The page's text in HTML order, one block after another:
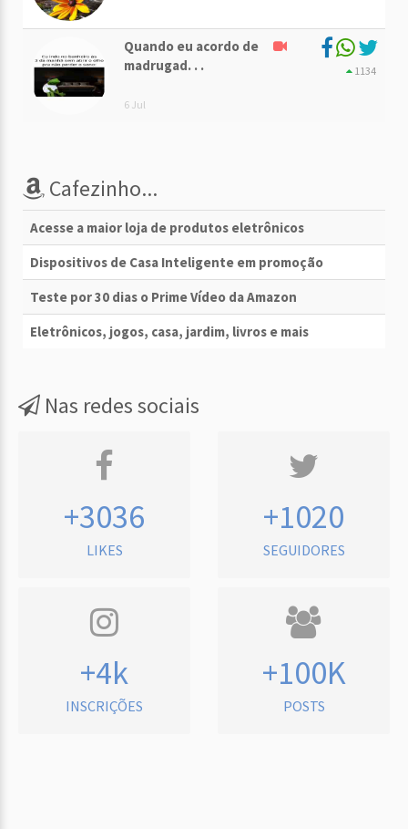
Quando eu acordo de
madrugad. . .
6 Jul
1134
Cafezinho...
Acesse a maior loja de produtos eletrônicos
Dispositivos de Casa Inteligente em promoção
Teste por 30 dias o Prime Vídeo da Amazon
Eletrônicos, jogos, casa, jardim, livros e mais
Nas redes sociais
+3036
LIKES
+1020
SEGUIDORES
+4k
INSCRIÇÕES
+100K
POSTS